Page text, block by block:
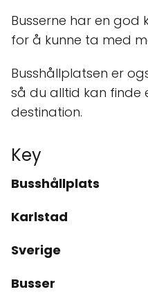
Busserne har en
for å kunne ta med
Busshållplatsen er
så du alltid kan finde
destination.
Key
Busshållplats
Karlstad
Sverige
Busser